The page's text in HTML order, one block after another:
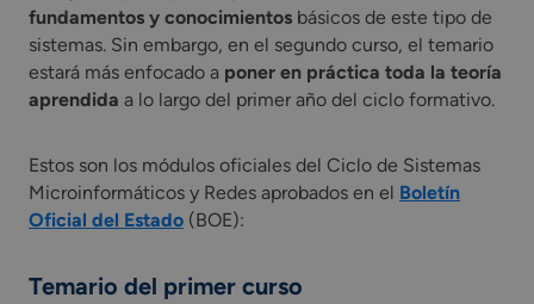
fundamentos y conocimientos básicos de este tipo de
sistemas. Sin embargo, en el segundo curso, el temario
estará más enfocado a poner en práctica toda la teoría
aprendida a lo largo del primer año del ciclo formativo.
Estos son los módulos oficiales del Ciclo de Sistemas
Microinformáticos y Redes aprobados en el Boletín
Oficial del Estado (BOE):
Temario del primer curso